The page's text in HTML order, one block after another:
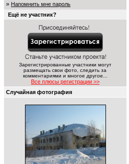
» Напомнить мне пароль
Ещё не участник?
Зарегистрированные участники могут
размещать свои фото, следить за
комментариями и многое другое...
Все плюсы регистрации >>
Случайная фотография